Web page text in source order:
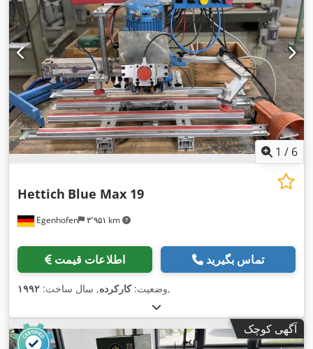
1 / 6
Egenhofen ۳٬۹۵۱ km
Hettich Blue Max 19
اطلاعات قیمت تماس بگیرید
وضعیت:کارکرده, سال ساخت: ۱۹۹۲ ,
آگهی کوچک